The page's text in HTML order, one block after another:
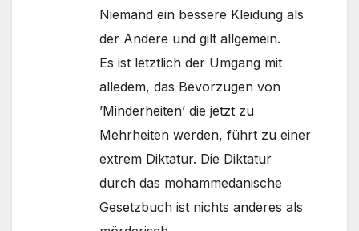
Niemand ein bessere Kleidung als
der Andere und gilt allgemein.
Es ist letztlich der Umgang mit
alledem, das Bevorzugen von
’Minderheiten’ die jetzt zu
Mehrheiten werden, führt zu einer
extrem Diktatur. Die Diktatur
durch das mohammedanische
Gesetzbuch ist nichts anderes als